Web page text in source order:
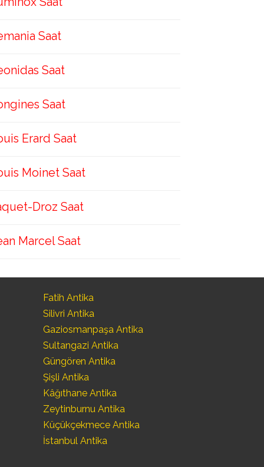
Saat
Saat
Saat
Erard Saat
Moinet Saat
Droz Saat
Marcel Saat
Fatih Antika
Silivri Antika
Gaziosmanpaşa Antika
Sultangazi Antika
Güngören Antika
Şişli Antika
Kâğıthane Antika
Zeytinburnu Antika
Küçükçekmece Antika
İstanbul Antika